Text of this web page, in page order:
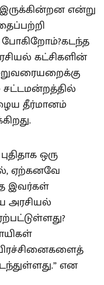
என்று
கட்சிகளின்
சட்டமன்றத்தில்
தீர்மானம்
ஒரு
ஏற்கனவே
இவர்கள்
அரசியல்
என